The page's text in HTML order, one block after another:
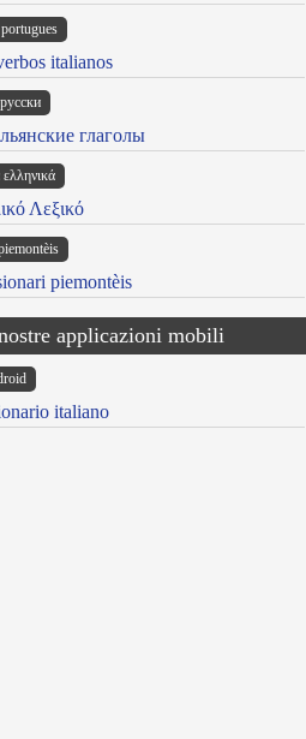
italianos
глаголы
Λεξικό
piemontèis
applicazioni mobili
italiano